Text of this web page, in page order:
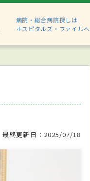
病院・総合病院探しは
ホスピタルズ・ファイルへ
最終更新日：2025/07/18